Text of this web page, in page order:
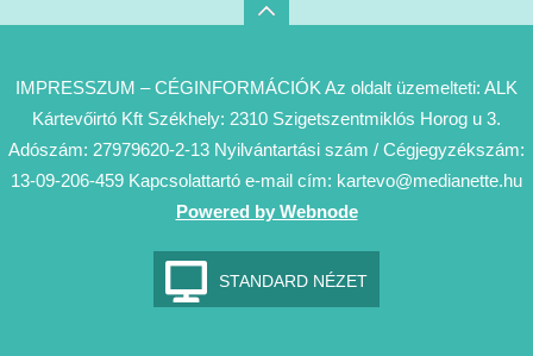
IMPRESSZUM – CÉGINFORMÁCIÓK Az oldalt üzemelteti: ALK
Kártevőirtó Kft Székhely: 2310 Szigetszentmiklós Horog u 3.
Adószám: 27979620-2-13 Nyilvántartási szám / Cégjegyzékszám:
13-09-206-459 Kapcsolattartó e-mail cím: kartevo@medianette.hu
Powered by Webnode
STANDARD NÉZET